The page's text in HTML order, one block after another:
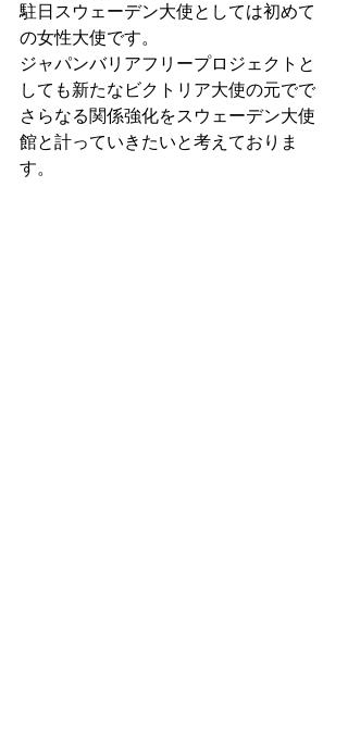
駐日スウェーデン大使としては初めて
の女性大使です。
ジャパンバリアフリープロジェクトと
しても新たな ビクトリア大使の元でで
さらなる関係強化をスウェーデン大使
館と計っていきたいと考えておりま
す。